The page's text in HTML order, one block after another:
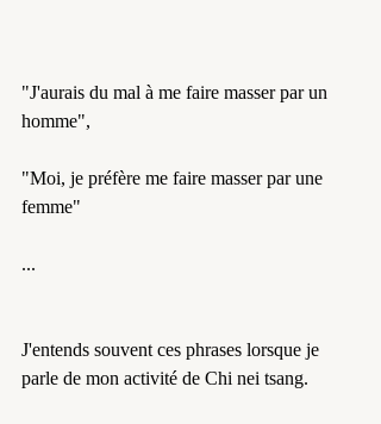
"J'aurais du mal à me faire masser par un
homme",
"Moi, je préfère me faire masser par une
femme"
...
J'entends souvent ces phrases lorsque je
parle de mon activité de Chi nei tsang.